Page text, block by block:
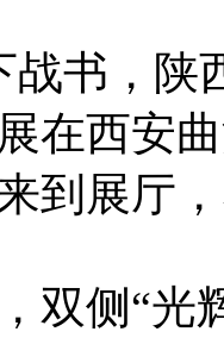
战书，陕
在西安
到展厅
双侧“